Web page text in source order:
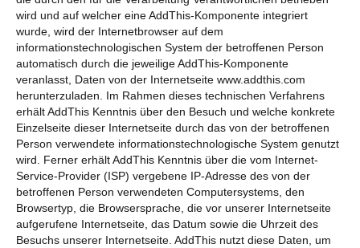
wird und auf welcher eine AddThis-Komponente integriert
wurde, wird der Internetbrowser auf dem
informationstechnologischen System der betroffenen Person
automatisch durch die jeweilige AddThis-Komponente
veranlasst, Daten von der Internetseite www.addthis.com
herunterzuladen. Im Rahmen dieses technischen Verfahrens
erhält AddThis Kenntnis über den Besuch und welche konkrete
Einzelseite dieser Internetseite durch das von der betroffenen
Person verwendete informationstechnologische System genutzt
wird. Ferner erhält AddThis Kenntnis über die vom Internet-
Service-Provider (ISP) vergebene IP-Adresse des von der
betroffenen Person verwendeten Computersystems, den
Browsertyp, die Browsersprache, die vor unserer Internetseite
aufgerufene Internetseite, das Datum sowie die Uhrzeit des
Besuchs unserer Internetseite. AddThis nutzt diese Daten, um